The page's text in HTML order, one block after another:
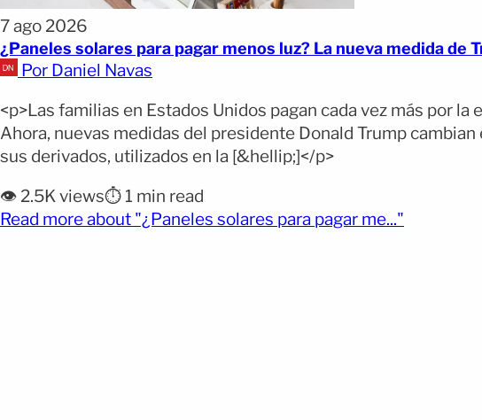
7 ago 2026
¿Paneles solares para pagar menos luz? La nueva medida de
Por Daniel Navas
<p>Las familias en Estados Unidos pagan cada vez más por
Ahora, nuevas medidas del presidente Donald Trump
sus derivados, utilizados en la [&hellip;]</p>
👁️ 2.5K views⏱️ 1 min read
Read more about "¿Paneles solares para pagar me..."